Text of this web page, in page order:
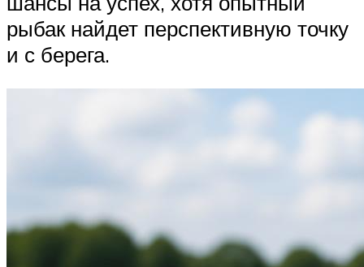
рыбак найдет перспективную точку
и с берега.